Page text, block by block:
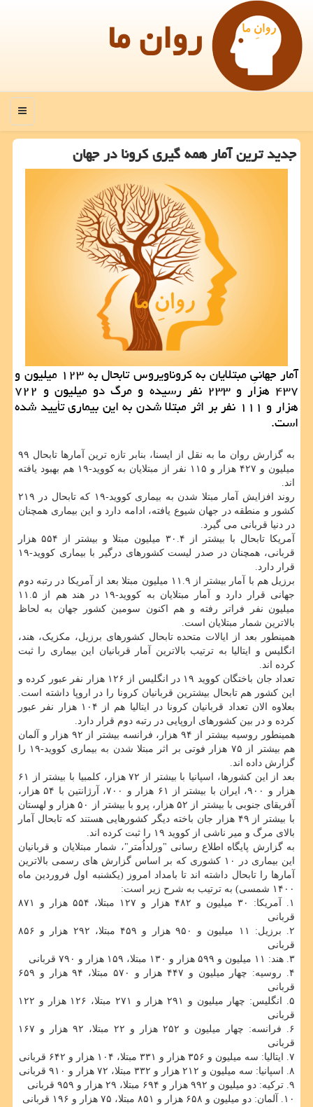
روان ما
منو
جدید ترین آمار همه گیری كرونا در جهان
آمار جهانیِ مبتلایان به کروناویروس تابحال به ۱۲۳ میلیون و
۴۳۷ هزار و ۲۳۳ نفر رسیده و مرگ دو میلیون و ۷۲۲
هزار و ۱۱۱ نفر بر اثر مبتلا شدن به این بیماری تأیید شده
است.
به گزارش روان ما به نقل از ایسنا، بنابر تازه ترین آمارها تابحال ۹۹
میلیون و ۴۲۷ هزار و ۱۱۵ نفر از مبتلایان به کووید-۱۹ هم بهبود یافته
اند.
روند افزایش آمار مبتلا شدن به بیماری کووید-۱۹ که تابحال در ۲۱۹
کشور و منطقه در جهان شیوع یافته، ادامه دارد و این بیماری همچنان
در دنیا قربانی می گیرد.
آمریکا تابحال با بیشتر از ۳۰.۴ میلیون مبتلا و بیشتر از ۵۵۴ هزار
قربانی، همچنان در صدر لیست کشورهای درگیر با بیماری کووید-۱۹
قرار دارد.
برزیل هم با آمار بیشتر از ۱۱.۹ میلیون مبتلا بعد از آمریکا در رتبه دوم
جهانی قرار دارد و آمار مبتلایان به کووید-۱۹ در هند هم از ۱۱.۵
میلیون نفر فراتر رفته و هم اکنون سومین کشور جهان به لحاظ
بالاترین شمار مبتلایان است.
همینطور بعد از ایالات متحده تابحال کشورهای برزیل، مکزیک، هند،
انگلیس و ایتالیا به ترتیب بالاترین آمار قربانیان این بیماری را ثبت
کرده اند.
تعداد جان باختگان کووید ۱۹ در انگلیس از ۱۲۶ هزار نفر عبور کرده و
این کشور هم تابحال بیشترین قربانیان کرونا را در اروپا داشته است.
بعلاوه الان تعداد قربانیان کرونا در ایتالیا هم از ۱۰۴ هزار نفر عبور
کرده و در بین کشورهای اروپایی در رتبه دوم قرار دارد.
همینطور روسیه بیشتر از ۹۴ هزار، فرانسه بیشتر از ۹۲ هزار و آلمان
هم بیشتر از ۷۵ هزار فوتی بر اثر مبتلا شدن به بیماری کووید-۱۹ را
گزارش داده اند.
بعد از این کشورها، اسپانیا با بیشتر از ۷۲ هزار، کلمبیا با بیشتر از ۶۱
هزار و ۹۰۰، ایران با بیشتر از ۶۱ هزار و ۷۰۰، آرژانتین با ۵۴ هزار،
آفریقای جنوبی با بیشتر از ۵۲ هزار، پرو با بیشتر از ۵۰ هزار و لهستان
با بیشتر از ۴۹ هزار جان باخته دیگر کشورهایی هستند که تابحال آمار
بالای مرگ و میر ناشی از کووید ۱۹ را ثبت کرده اند.
به گزارش پایگاه اطلاع رسانی "ورلداُمتر"، شمار مبتلایان و قربانیان
این بیماری در ۱۰ کشوری که بر اساس گزارش های رسمی بالاترین
آمارها را تابحال داشته اند تا بامداد امروز (یکشنبه اول فروردین ماه
۱۴۰۰ شمسی) به ترتیب به شرح زیر است:
۱. آمریکا: ۳۰ میلیون و ۴۸۲ هزار و ۱۲۷ مبتلا، ۵۵۴ هزار و ۸۷۱
قربانی
۲. برزیل: ۱۱ میلیون و ۹۵۰ هزار و ۴۵۹ مبتلا، ۲۹۲ هزار و ۸۵۶
قربانی
۳. هند: ۱۱ میلیون و ۵۹۹ هزار و ۱۳۰ مبتلا، ۱۵۹ هزار و ۷۹۰ قربانی
۴. روسیه: چهار میلیون و ۴۴۷ هزار و ۵۷۰ مبتلا، ۹۴ هزار و ۶۵۹
قربانی
۵. انگلیس: چهار میلیون و ۲۹۱ هزار و ۲۷۱ مبتلا، ۱۲۶ هزار و ۱۲۲
قربانی
۶. فرانسه: چهار میلیون و ۲۵۲ هزار و ۲۲ مبتلا، ۹۲ هزار و ۱۶۷
قربانی
۷. ایتالیا: سه میلیون و ۳۵۶ هزار و ۳۳۱ مبتلا، ۱۰۴ هزار و ۶۴۲ قربانی
۸. اسپانیا: سه میلیون و ۲۱۲ هزار و ۳۳۲ مبتلا، ۷۲ هزار و ۹۱۰ قربانی
۹. ترکیه: دو میلیون و ۹۹۲ هزار و ۶۹۴ مبتلا، ۲۹ هزار و ۹۵۹ قربانی
۱۰. آلمان: دو میلیون و ۶۵۸ هزار و ۸۵۱ مبتلا، ۷۵ هزار و ۱۹۶ قربانی